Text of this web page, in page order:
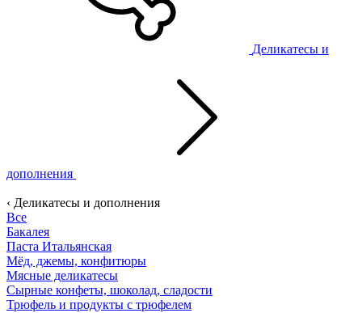
Деликатесы и
дополнения
‹ Деликатесы и дополнения
Все
Бакалея
Паста Итальянская
Мёд, джемы, конфитюры
Мясные деликатесы
Сырные конфеты, шоколад, сладости
Трюфель и продукты с трюфелем